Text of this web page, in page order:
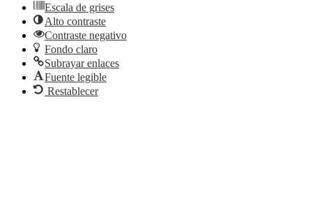
Escala de grises
Alto contraste
Contraste negativo
Fondo claro
Subrayar enlaces
Fuente legible
Restablecer